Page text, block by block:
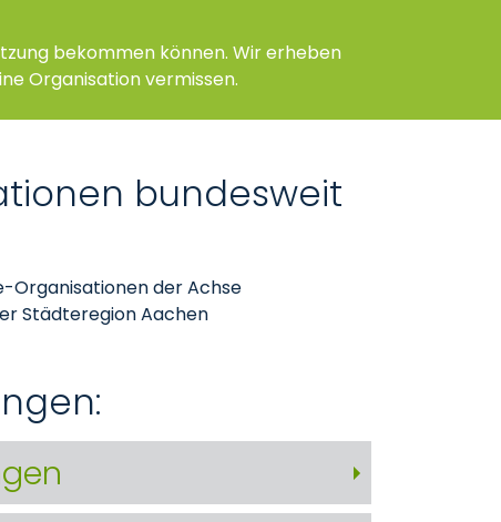
bekommen können. Wir erheben
Organisation vermissen.
bundesweit
Organisationen der Achse
Städteregion Aachen